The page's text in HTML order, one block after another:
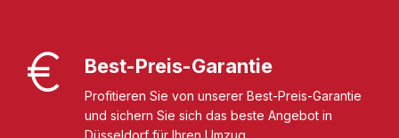
Best-Preis-Garantie
Profitieren Sie von unserer Best-Preis-Garantie
und sichern Sie sich das beste Angebot in